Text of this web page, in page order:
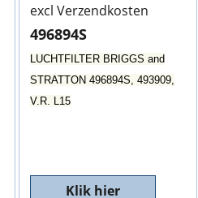
excl Verzendkosten
496894S
LUCHTFILTER BRIGGS and
STRATTON 496894S, 493909,
V.R. L15
Klik hier